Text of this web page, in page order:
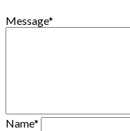
Message*
Name*